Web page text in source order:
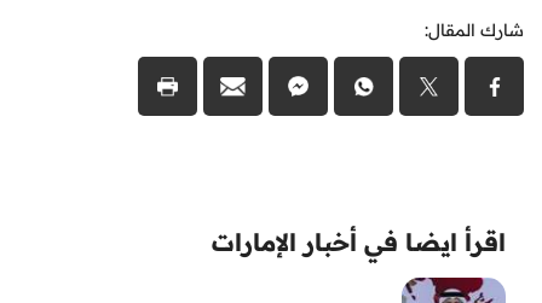
شارك المقال:
اقرأ ايضا في أخبار الإمارات